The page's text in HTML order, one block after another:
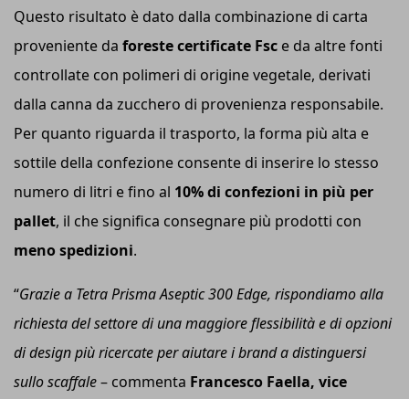
Questo risultato è dato dalla combinazione di carta
proveniente da foreste certificate Fsc e da altre fonti
controllate con polimeri di origine vegetale, derivati
dalla canna da zucchero di provenienza responsabile.
Per quanto riguarda il trasporto, la forma più alta e
sottile della confezione consente di inserire lo stesso
numero di litri e fino al 10% di confezioni in più per
pallet, il che significa consegnare più prodotti con
meno spedizioni.
“Grazie a Tetra Prisma Aseptic 300 Edge, rispondiamo alla
richiesta del settore di una maggiore flessibilità e di opzioni
di design più ricercate per aiutare i brand a distinguersi
sullo scaffale– commenta Francesco Faella, vice